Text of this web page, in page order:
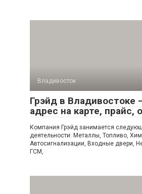
Владивосток
Грэйд в Владивостоке
адрес на карте, прайс,
Компания Грэйд занимается
деятельности: Металлы, Топливо,
Автосигнализации, Входные двери,
ГСМ,